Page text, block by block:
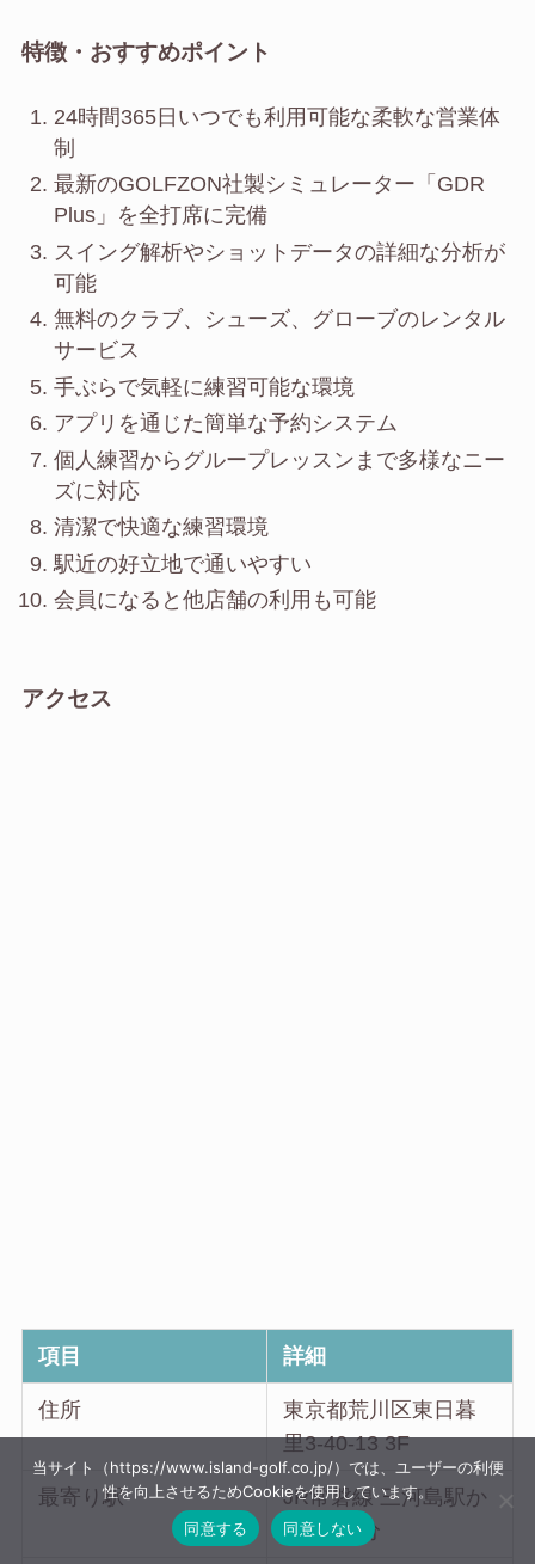
特徴・おすすめポイント
24時間365日いつでも利用可能な柔軟な営業体
制
最新のGOLFZON社製シミュレーター「GDR
Plus」を全打席に完備
スイング解析やショットデータの詳細な分析が
可能
無料のクラブ、シューズ、グローブのレンタル
サービス
手ぶらで気軽に練習可能な環境
アプリを通じた簡単な予約システム
個人練習からグループレッスンまで多様なニー
ズに対応
清潔で快適な練習環境
駅近の好立地で通いやすい
会員になると他店舗の利用も可能
アクセス
項目 詳細
住所
東京都荒川区東日暮
里3-40-13 3F
最寄り駅
JR常磐線 三河島駅か
ら徒歩1分
当サイト（https://www.island-golf.co.jp/）では、ユーザーの利便
性を向上させるためCookieを使用しています。
同意する
同意しない